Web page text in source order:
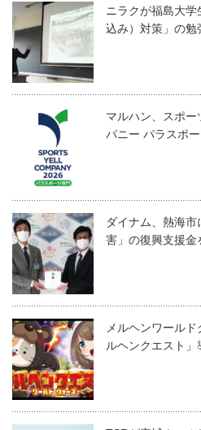
ニラクが福島大学
込み）対策」の勉
マルハン、スポ
パニー パラスポ
ダイナム、熱海
害」の復興支援金
メルヘンワール
ルヘンクエスト」